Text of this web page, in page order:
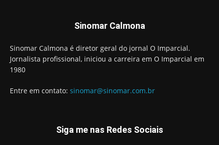
Sinomar Calmona
Sinomar Calmona é diretor geral do jornal O Imparcial.
Jornalista profissional, iniciou a carreira em O Imparcial em
1980
Entre em contato: sinomar@sinomar.com.br
Siga me nas Redes Sociais